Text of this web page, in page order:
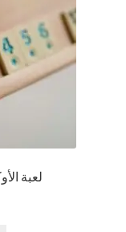
لعبة